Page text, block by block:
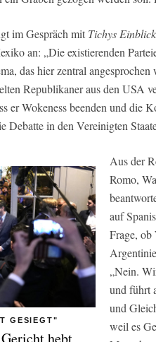
im Gespräch mit Tichys Einblick
an: „Die existierenden
das hier zentral
Republikaner aus den USA
er Wokeness beenden und die
Debatte in den Vereinigten
GESIEGT"
hebt
Aus der
Romo,
auf
Frage, ob
„Nein.
und führt
und
weil es